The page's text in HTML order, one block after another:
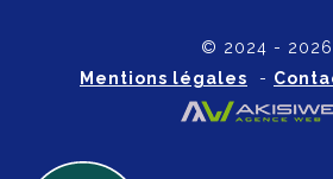
© 2024 - 2026
Mentions légales -